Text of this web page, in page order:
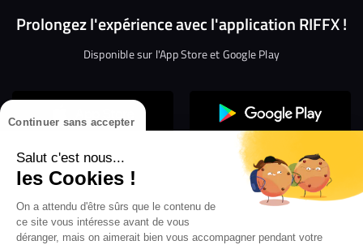
Continuer sans accepter
Salut c'est nous...
les Cookies !
On a attendu d'être sûrs que le contenu de
ce site vous intéresse avant de vous
déranger, mais on aimerait bien vous accompagner pendant votre
Prolongez l'expérience avec l'application RIFFX !
Disponible sur l'App Store et Google Play
Confidentialité
Gestion des cookies
Conditions générales d’utilisation
Mentions légales